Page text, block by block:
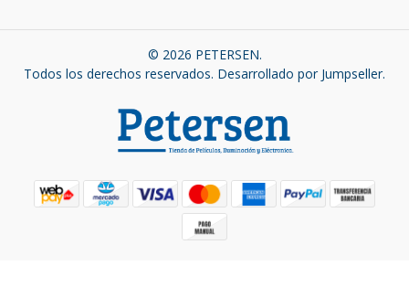
© 2026 PETERSEN.
Todos los derechos reservados. Desarrollado por Jumpseller.